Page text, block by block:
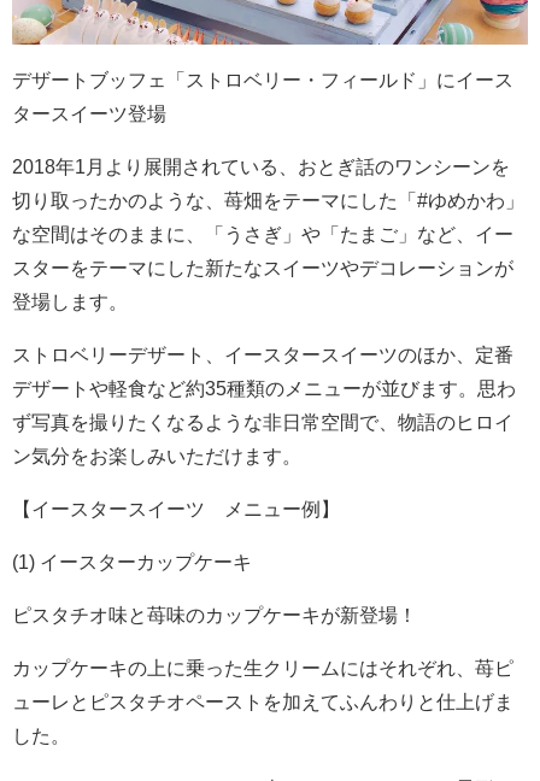
デザートブッフェ「ストロベリー・フィールド」にイース
タースイーツ登場
2018年1月より展開されている、おとぎ話のワンシーンを
切り取ったかのような、苺畑をテーマにした「#ゆめかわ」
な空間はそのままに、「うさぎ」や「たまご」など、イー
スターをテーマにした新たなスイーツやデコレーションが
登場します。
ストロベリーデザート、イースタースイーツのほか、定番
デザートや軽食など約35種類のメニューが並びます。思わ
ず写真を撮りたくなるような非日常空間で、物語のヒロイ
ン気分をお楽しみいただけます。
【イースタースイーツ メニュー例】
(1) イースターカップケーキ
ピスタチオ味と苺味のカップケーキが新登場！
カップケーキの上に乗った生クリームにはそれぞれ、苺ピ
ューレとピスタチオペーストを加えてふんわりと仕上げま
した。